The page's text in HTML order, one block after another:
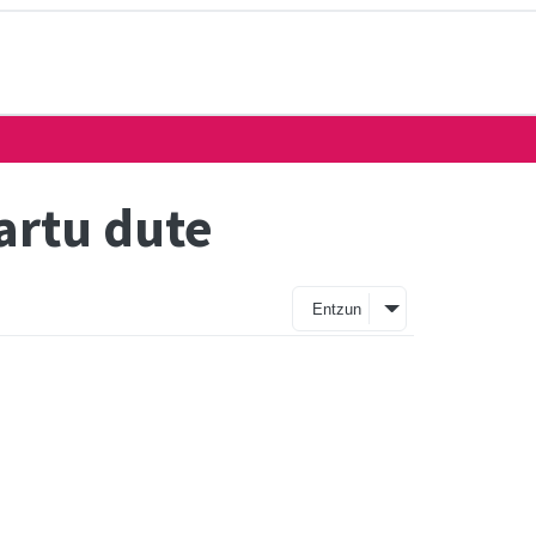
dute
Entzun